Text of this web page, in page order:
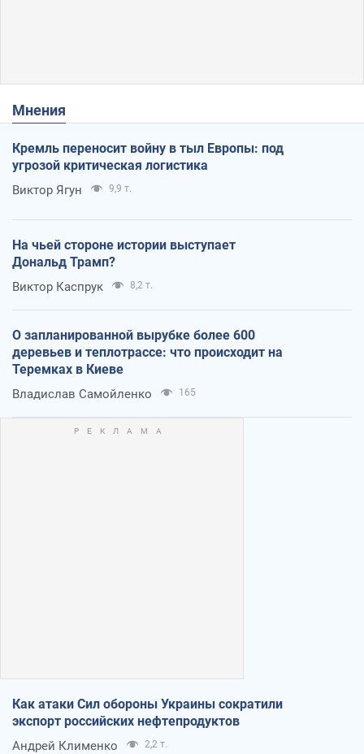
Мнения
Кремль переносит войну в тыл Европы: под
угрозой критическая логистика
Виктор Ягун 9,9 т.
На чьей стороне истории выступает
Дональд Трамп?
Виктор Каспрук 8,2 т.
О запланированной вырубке более 600
деревьев и теплотрассе: что происходит на
Теремках в Киеве
Владислав Самойленко 165
Как атаки Сил обороны Украины сократили
экспорт российских нефтепродуктов
Андрей Клименко 2,2 т.